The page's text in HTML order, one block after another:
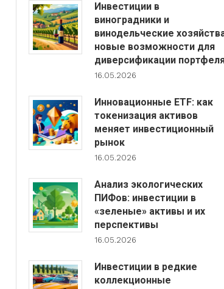
Инвестиции в
виноградники и
винодельческие
новые возможности для
диверсификации
16.05.2026
Инновационные ETF: как
токенизация активов
меняет инвестиционный
рынок
16.05.2026
Анализ экологических
ПИФов: инвестиции в
«зеленые» активы и их
перспективы
16.05.2026
Инвестиции в редкие
коллекционные